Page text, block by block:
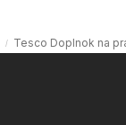
Tesco Doplnok na